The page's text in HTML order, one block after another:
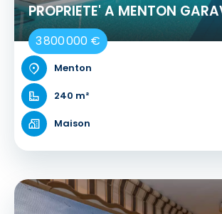
PROPRIETE' A MENTON
3 800 000 €
Menton
240 m²
Maison